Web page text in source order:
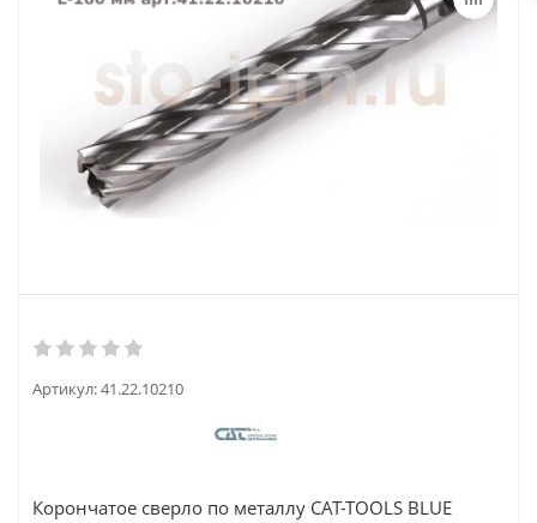
Артикул:41.22.10210
Корончатое сверло по металлу CAT-TOOLS BLUE